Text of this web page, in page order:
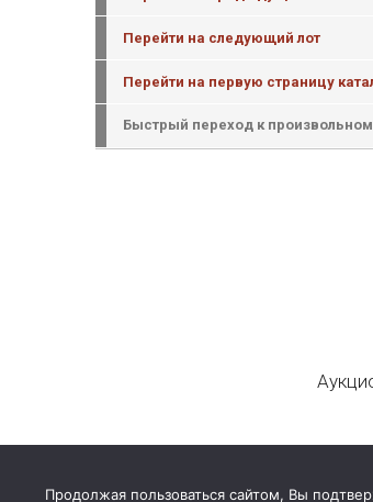
Перейти на следующий лот
Перейти на первую страницу
Быстрый переход к
Продолжая пользоваться сайтом, Вы